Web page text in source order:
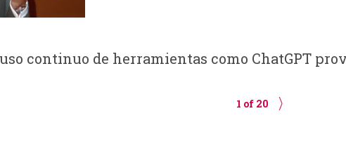
uso continuo de herramientas como ChatGPT
1 of 20